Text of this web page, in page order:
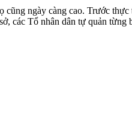
ngày càng cao. Trước
các Tổ nhân dân tự quản